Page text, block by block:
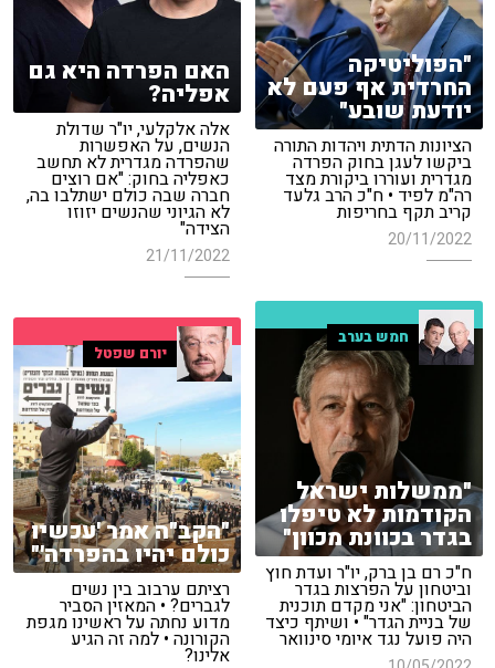
האם הפרדה היא גם
אפליה?
אלה אלקלעי, יו"ר שדולת
הנשים, על האפשרות
שהפרדה מגדרית לא תחשב
כאפליה בחוק: "אם רוצים
חברה שבה כולם ישתלבו בה,
לא הגיוני שהנשים יזוזו
הצידה"
21/11/2022
"הפוליטיקה
החרדית אף פעם לא
יודעת שובע"
הציונות הדתית ויהדות התורה
ביקשו לעגן בחוק הפרדה
מגדרית ועוררו ביקורת מצד
רה"מ לפיד • ח"כ הרב גלעד
קריב תקף בחריפות
20/11/2022
חמש בערב
"ממשלות ישראל
הקודמות לא טיפלו
בגדר בכוונת מכוון"
ח"כ רם בן ברק, יו"ר ועדת חוץ
וביטחון על הפרצות בגדר
הביטחון: "אני מקדם תוכנית
של בניית הגדר" • ושיתף כיצד
היה פועל נגד איומי סינוואר
יורם שפטל
"הקב"ה אמר 'עכשיו
כולם יהיו בהפרדה'"
רציתם ערבוב בין נשים
לגברים? • המאזין הסביר
מדוע נחתה על ראשינו מגפת
הקורונה • למה זה הגיע
אלינו?